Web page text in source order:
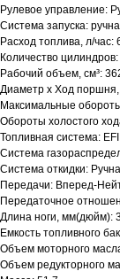
Рулевое управление:
Система запуска:
Расход топлива, л/час:
Количество
Рабочий объем, см³:
Диаметр х Ход
Максимальные
Обороты холостого
Топливная система: EFI
Система
Система откидки:
Передачи: Вперед-
Передаточное
Длина ноги, мм(дюйм):
Емкость топливного
Объем моторного
Объем редукторного